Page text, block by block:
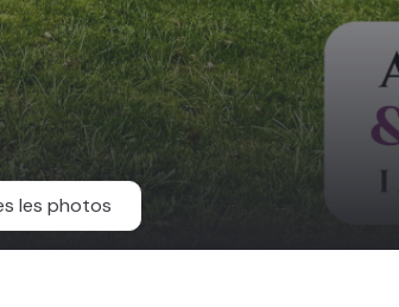
les photos